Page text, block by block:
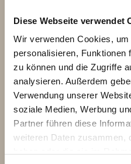
Diese Webseite verwendet
Wir verwenden Cookies,
personalisieren, Funktionen
zu können und die Zugriffe
analysieren. Außerdem
Verwendung unserer
soziale Medien, Werbung
Partner führen diese
weiteren Daten zusammen,
essential
24,90 €
Mehr